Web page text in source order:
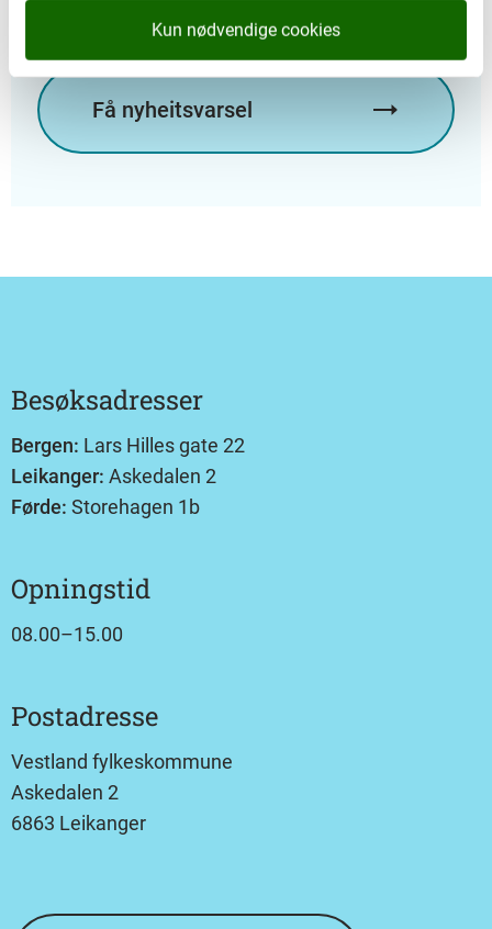
Kun nødvendige cookies
Få nyheitsvarsel
Besøksadresser
Bergen: Lars Hilles gate 22
Leikanger: Askedalen 2
Førde: Storehagen 1b
Opningstid
08.00–15.00
Postadresse
Vestland fylkeskommune
Askedalen 2
6863 Leikanger